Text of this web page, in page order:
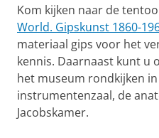
Kom kijken naar de
World. Gipskunst 1860-
materiaal gips voor het
kennis. Daarnaast kunt u
het museum rondkijken in
instrumentenzaal, de
Jacobskamer.